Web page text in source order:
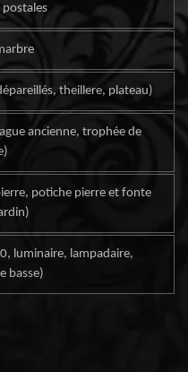
postales
theillere, plateau)
ancienne, trophée de
potiche pierre et fonte
luminaire, lampadaire,
basse)